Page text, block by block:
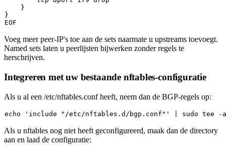
    }
}
Voeg meer peer-IP's toe aan de sets naarmate u upstreams toevoegt.
Named sets laten u peerlijsten bijwerken zonder regels te
herschrijven.
Integreren met uw bestaande nftables-configuratie
Als u al een /etc/nftables.confheeft, neem dan de BGP-regels op:
echo 'include "/etc/nftables.d/bgp.conf"' sudo tee
Als u nftables nog niet heeft geconfigureerd, maak dan de directory
aan en laad de configuratie: